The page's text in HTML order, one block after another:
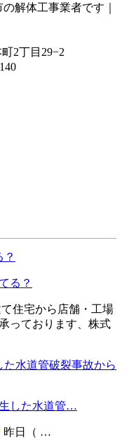
解体工事業者です｜
2丁目29−2
る？
住宅から店舗・工場
っております、株式
した水道管…
昨日（ …